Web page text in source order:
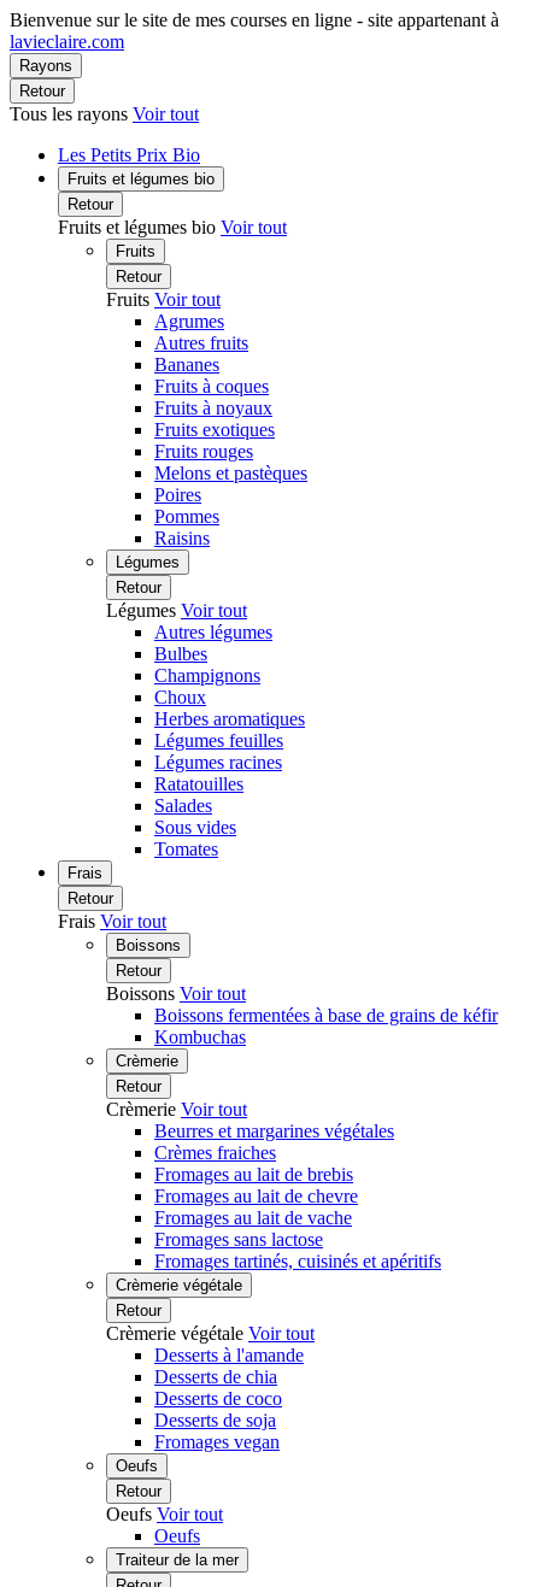
Bienvenue sur le site de mes courses en ligne - site appartenant à
lavieclaire.com
Rayons
Retour
Tous les rayons Voir tout
Les Petits Prix Bio
Fruits et légumes bio
Retour
Fruits et légumes bio Voir tout
Fruits
Retour
Fruits Voir tout
Agrumes
Autres fruits
Bananes
Fruits à coques
Fruits à noyaux
Fruits exotiques
Fruits rouges
Melons et pastèques
Poires
Pommes
Raisins
Légumes
Retour
Légumes Voir tout
Autres légumes
Bulbes
Champignons
Choux
Herbes aromatiques
Légumes feuilles
Légumes racines
Ratatouilles
Salades
Sous vides
Tomates
Frais
Retour
Frais Voir tout
Boissons
Retour
Boissons Voir tout
Boissons fermentées à base de grains de kéfir
Kombuchas
Crèmerie
Retour
Crèmerie Voir tout
Beurres et margarines végétales
Crèmes fraiches
Fromages au lait de brebis
Fromages au lait de chevre
Fromages au lait de vache
Fromages sans lactose
Fromages tartinés, cuisinés et apéritifs
Crèmerie végétale
Retour
Crèmerie végétale Voir tout
Desserts à l'amande
Desserts de chia
Desserts de coco
Desserts de soja
Fromages vegan
Oeufs
Retour
Oeufs Voir tout
Oeufs
Traiteur de la mer